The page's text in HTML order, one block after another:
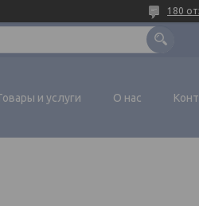
180
и услуги О нас